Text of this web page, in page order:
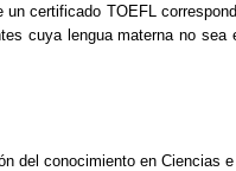
certificado TOEFL
cuya lengua materna no
del conocimiento en Ciencias e